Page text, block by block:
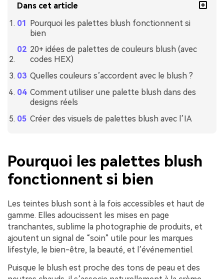
Dans cet article
Pourquoi les palettes blush fonctionnent si
bien
20+ idées de palettes de couleurs blush (avec
codes HEX)
Quelles couleurs s’accordent avec le blush ?
Comment utiliser une palette blush dans des
designs réels
Créer des visuels de palettes blush avec l’IA
Pourquoi les palettes blush
fonctionnent si bien
Les teintes blush sont à la fois accessibles et haut de
gamme. Elles adoucissent les mises en page
tranchantes, sublime la photographie de produits, et
ajoutent un signal de “soin” utile pour les marques
lifestyle, le bien-être, la beauté, et l’événementiel.
Puisque le blush est proche des tons de peau et des